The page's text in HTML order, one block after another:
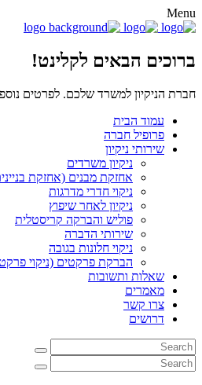
Menu
ברוכים הבאים לקלינט!
חברת הניקיון למשרד שלכם. לפרטים
עמוד הבית
פרופיל חברה
שירותי ניקיון
ניקיון משרדים
אחזקת מבנים (אחזקת
ניקוי חדרי מדרגות
ניקיון לאחר שיפוץ
פוליש והברקה קריסטלית
שירותי הדברה
ניקוי חלונות בגובה
הברקת פרקטים (ניקוי
שאלות ותשובות
מאמרים
צרו קשר
דרושים